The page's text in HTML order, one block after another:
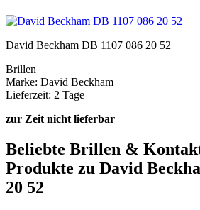
David Beckham DB 1107 086 20 52
Brillen
Marke: David Beckham
Lieferzeit: 2 Tage
zur Zeit nicht lieferbar
Beliebte Brillen &
Produkte zu David
20 52